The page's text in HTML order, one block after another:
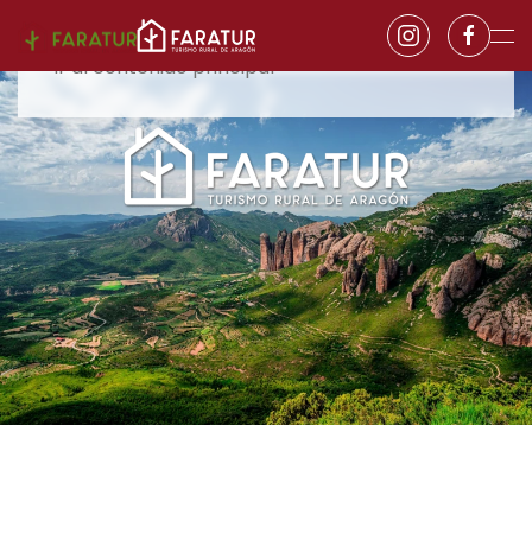
Ir al contenido principal